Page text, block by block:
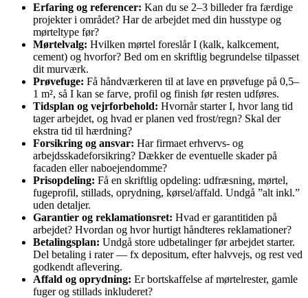
Erfaring og referencer: Kan du se 2–3 billeder fra færdige
projekter i området? Har de arbejdet med din husstype og
mørteltype før?
Mørtelvalg: Hvilken mørtel foreslår I (kalk, kalkcement,
cement) og hvorfor? Bed om en skriftlig begrundelse tilpasset
dit murværk.
Prøvefuge: Få håndværkeren til at lave en prøvefuge på 0,5–
1 m², så I kan se farve, profil og finish før resten udføres.
Tidsplan og vejrforbehold: Hvornår starter I, hvor lang tid
tager arbejdet, og hvad er planen ved frost/regn? Skal der
ekstra tid til hærdning?
Forsikring og ansvar: Har firmaet erhvervs‑ og
arbejdsskadeforsikring? Dækker de eventuelle skader på
facaden eller naboejendomme?
Prisopdeling: Få en skriftlig opdeling: udfræsning, mørtel,
fugeprofil, stillads, oprydning, kørsel/affald. Undgå ”alt inkl.”
uden detaljer.
Garantier og reklamationsret: Hvad er garantitiden på
arbejdet? Hvordan og hvor hurtigt håndteres reklamationer?
Betalingsplan: Undgå store udbetalinger før arbejdet starter.
Del betaling i rater — fx depositum, efter halvvejs, og rest ved
godkendt aflevering.
Affald og oprydning: Er bortskaffelse af mørtelrester, gamle
fuger og stillads inkluderet?